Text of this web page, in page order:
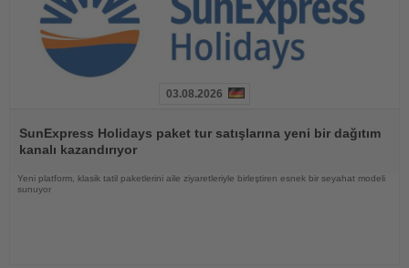
Oku
03.08.2026
SunExpress Holidays paket tur satışlarına yeni bir dağıtım
kanalı kazandırıyor
Yeni platform, klasik tatil paketlerini aile ziyaretleriyle birleştiren esnek bir seyahat modeli
sunuyor